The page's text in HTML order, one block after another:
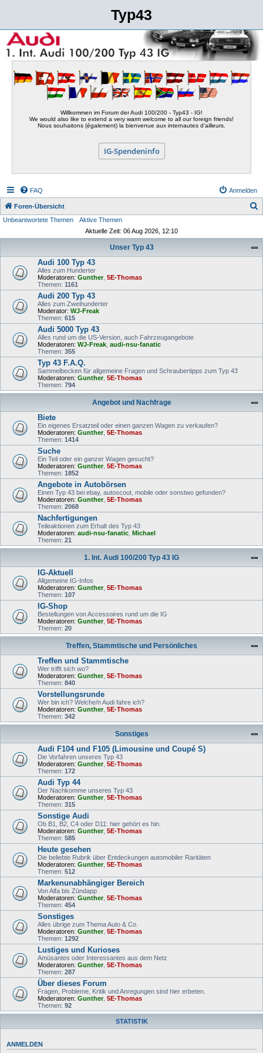
Typ43
Willkommen im Forum der Audi 100/200 - Typ43 - IG!
We would also like to extend a very warm welcome to all our foreign friends!
Nous souhaitons (également) la bienvenue aux internautes d'ailleurs.
IG-Spendeninfo
FAQ Anmelden
Foren-Übersicht
Unbeantwortete Themen
Aktive Themen
Aktuelle Zeit: 06 Aug 2026, 12:10
Unser Typ 43
Audi 100 Typ 43
Alles zum Hunderter
Moderatoren: Gunther, 5E-Thomas
Themen: 1161
Audi 200 Typ 43
Alles zum Zweihunderter
Moderator: WJ-Freak
Themen: 615
Audi 5000 Typ 43
Alles rund um die US-Version, auch Fahrzeugangebote
Moderatoren: WJ-Freak audi-nsu-fanatic
Themen: 355
Typ 43 F.A.Q.
Sammelbecken für allgemeine Fragen und Schraubertipps zum Typ 43
Moderatoren: Gunther, 5E-Thomas
Themen: 794
Angebot und Nachfrage
Biete
Ein eigenes Ersatzteil oder einen ganzen Wagen zu verkaufen?
Moderatoren: Gunther, 5E-Thomas
Themen: 1414
Suche
Ein Teil oder ein ganzer Wagen gesucht?
Moderatoren: Gunther, 5E-Thomas
Themen: 1852
Angebote in Autobörsen
Einen Typ 43 bei ebay, autoscout, mobile oder sonstwo gefunden?
Moderatoren: Gunther, 5E-Thomas
Themen: 2068
Nachfertigungen
Teileaktionen zum Erhalt des Typ 43
Moderatoren: audi-nsu-fanatic Michael
Themen: 21
1. Int. Audi 100/200 Typ 43 IG
IG-Aktuell
Allgemeine IG-Infos
Moderatoren: Gunther, 5E-Thomas
Themen: 107
IG-Shop
Bestellungen von Accessoires rund um die IG
Moderatoren: Gunther, 5E-Thomas
Themen: 20
Treffen, Stammtische und Persönliches
Treffen und Stammtische
Wer trifft sich wo?
Moderatoren: Gunther, 5E-Thomas
Themen: 840
Vorstellungsrunde
Wer bin ich? Welche/n Audi fahre ich?
Moderatoren: Gunther, 5E-Thomas
Themen: 342
Sonstiges
Audi F104 und F105 (Limousine und Coupé S)
Die Vorfahren unseres Typ 43
Moderatoren: Gunther, 5E-Thomas
Themen: 172
Audi Typ 44
Der Nachkomme unseres Typ 43
Moderatoren: Gunther, 5E-Thomas
Themen: 315
Sonstige Audi
Ob B1, B2, C4 oder D11: hier gehört es hin.
Moderatoren: Gunther, 5E-Thomas
Themen: 585
Heute gesehen
Die beliebte Rubrik über Entdeckungen automobiler Raritäten
Moderatoren: Gunther, 5E-Thomas
Themen: 512
Markenunabhängiger Bereich
Von Alfa bis Zündapp
Moderatoren: Gunther, 5E-Thomas
Themen: 454
Sonstiges
Alles übrige zum Thema Auto & Co.
Moderatoren: Gunther, 5E-Thomas
Themen: 1292
Lustiges und Kurioses
Amüsantes oder Interessantes aus dem Netz
Moderatoren: Gunther, 5E-Thomas
Themen: 287
Über dieses Forum
Fragen, Probleme, Kritik und Anregungen sind hier erbeten.
Moderatoren: Gunther, 5E-Thomas
Themen: 92
STATISTIK
ANMELDEN